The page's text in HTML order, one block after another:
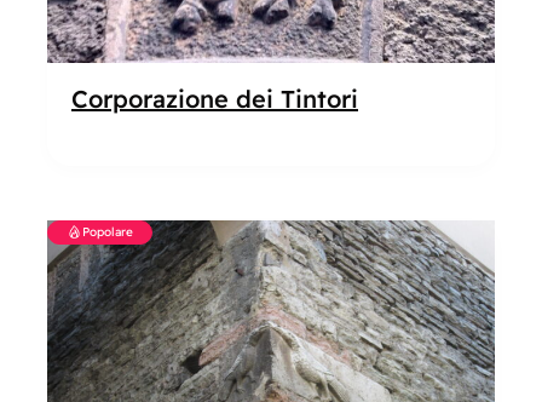
Corporazione dei Tintori
Popolare